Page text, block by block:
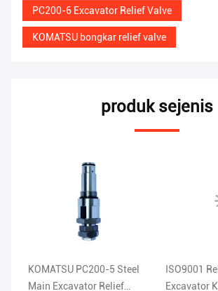
PC200-6 Excavator Relief Valve
KOMATSU bongkar relief valve
produk sejenis
KOMATSU PC200-5 Steel
Main Excavator Relief
ISO9001
Excavator